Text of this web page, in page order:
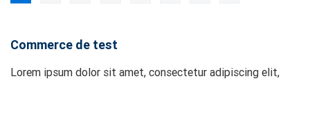
Commerce de test
Lorem ipsum dolor sit amet, consectetur adipiscing elit,